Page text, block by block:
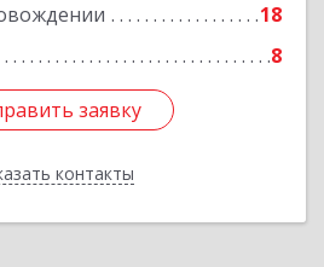
18
8
заявку
контакты
заявку
Назад